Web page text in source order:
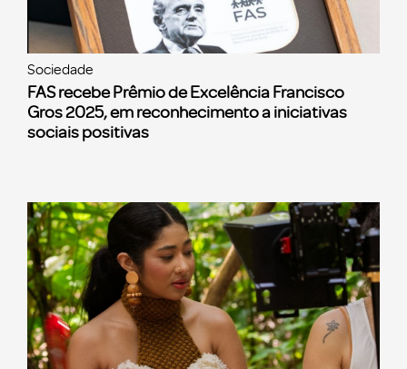
Sociedade
FAS recebe Prêmio de Excelência Francisco
Gros 2025, em reconhecimento a iniciativas
sociais positivas